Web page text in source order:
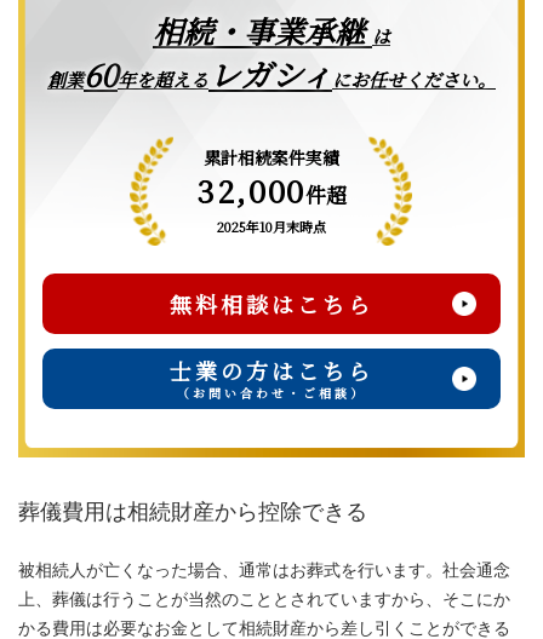
相続・事業承継は
創業60年を超える レガシィ にお任せください。
累計相続案件実績
32,000件超
2025年10月末時点
無料相談はこちら
士業の方はこちら
（お問い合わせ・ご相談）
葬儀費用は相続財産から控除できる
被相続人が亡くなった場合、通常はお葬式を行います。社会通念
上、葬儀は行うことが当然のこととされていますから、そこにか
かる費用は必要なお金として相続財産から差し引くことができる